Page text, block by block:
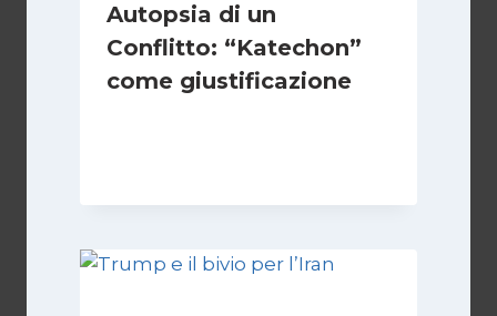
Autopsia di un
Conflitto: “Katechon”
come giustificazione